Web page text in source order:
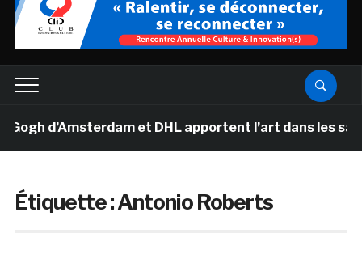
d’Amsterdam et DHL apportent l’art dans les salles
Étiquette :Antonio Roberts